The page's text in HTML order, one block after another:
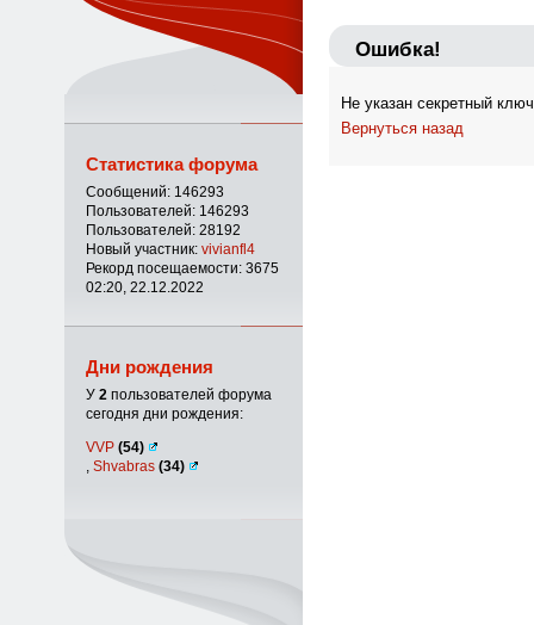
Ошибка!
Не указан секретный ключ.
Вернуться назад
Статистика форума
Сообщений: 146293
Пользователей: 146293
Пользователей: 28192
Новый участник: vivianfl4
Рекорд посещаемости: 3675
02:20, 22.12.2022
Дни рождения
У 2пользователей форума
сегодня дни рождения:
VVP (54)
Shvabras (34)